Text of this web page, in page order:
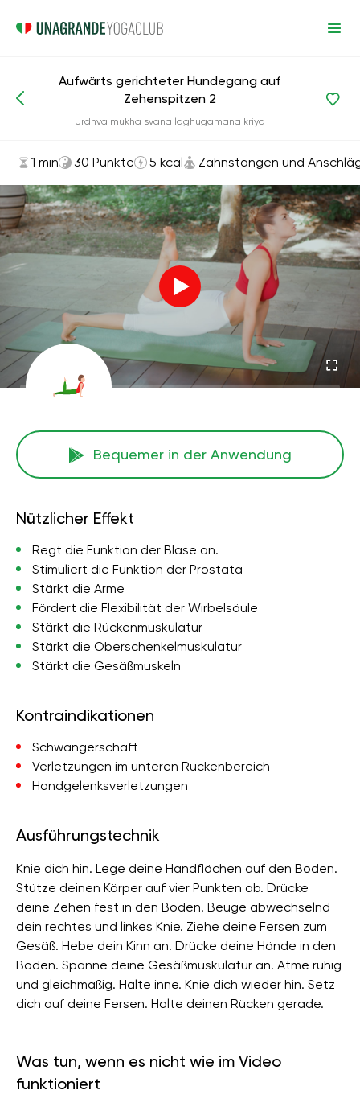
Asanas und Übungen Zahnstangen und Anschläge
Aufwärts gerichteter Hundegang auf
Zehenspitzen 2
Urdhva mukha svana laghugamana kriya
1 min 30 Punkte 5 kcal Zahnstangen und
Bequemer in der Anwendung
Nützlicher Effekt
Regt die Funktion der Blase an.
Stimuliert die Funktion der Prostata
Stärkt die Arme
Fördert die Flexibilität der Wirbelsäule
Stärkt die Rückenmuskulatur
Stärkt die Oberschenkelmuskulatur
Stärkt die Gesäßmuskeln
Kontraindikationen
Schwangerschaft
Verletzungen im unteren Rückenbereich
Handgelenksverletzungen
Ausführungstechnik
Knie dich hin. Lege deine Handflächen auf den Boden.
Stütze deinen Körper auf vier Punkten ab. Drücke
deine Zehen fest in den Boden. Beuge abwechselnd
dein rechtes und linkes Knie. Ziehe deine Fersen zum
Gesäß. Hebe dein Kinn an. Drücke deine Hände in den
Boden. Spanne deine Gesäßmuskulatur an. Atme ruhig
und gleichmäßig. Halte inne. Knie dich wieder hin. Setz
dich auf deine Fersen. Halte deinen Rücken gerade.
Was tun, wenn es nicht wie im Video
funktioniert